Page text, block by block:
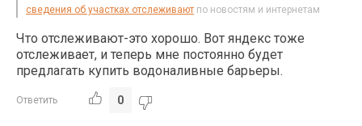
сведения об участках отслеживают по новостям и интернетам
Что отслеживают-это хорошо. Вот яндекс тоже
отслеживает, и теперь мне постоянно будет
предлагать купить водоналивные барьеры.
Ответить 0